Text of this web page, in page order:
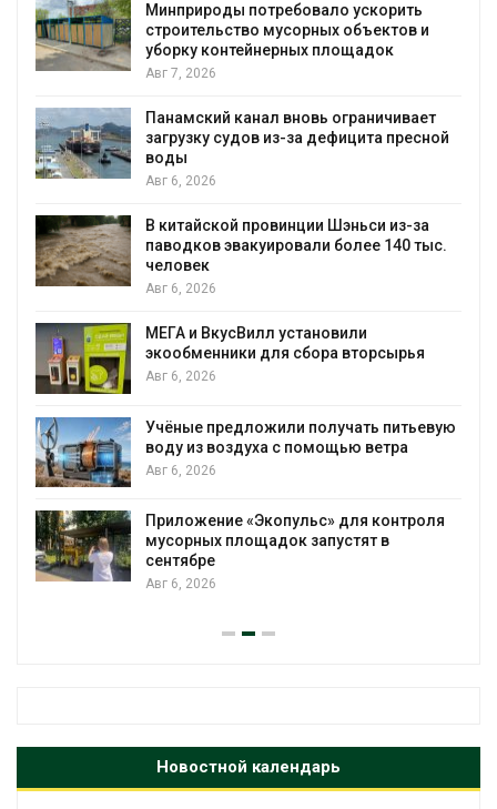
потребовало ускорить
мусорных объектов и
контейнерных площадок
7, 2026
канал вновь ограничивает
судов из-за дефицита пресной
6, 2026
провинции Шэньси из-за
эвакуировали более 140 тыс.
6, 2026
и ВкусВилл установили
для сбора вторсырья
6, 2026
предложили получать питьевую
из воздуха с помощью ветра
6, 2026
«Экопульс» для контроля
площадок запустят в
6, 2026
новые
В пяти
Новостной календарь